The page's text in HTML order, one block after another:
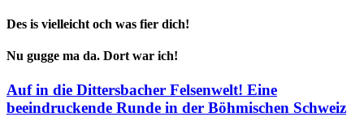
Des is vielleicht och was fier dich!
Nu gugge ma da. Dort war ich!
Auf in die Dittersbacher Felsenwelt! Eine
beeindruckende Runde in der Böhmischen Schweiz